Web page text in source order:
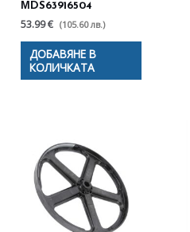
МDS63916504
53.99 € (105.60 лв.)
ДОБАВЯНЕ В
КОЛИЧКАТА